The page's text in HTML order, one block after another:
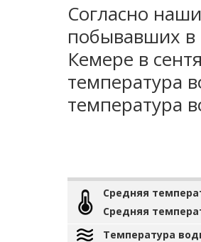
Согласно
побывавших в
Кемере в
температура
температура
Средняя
Средняя
Температура